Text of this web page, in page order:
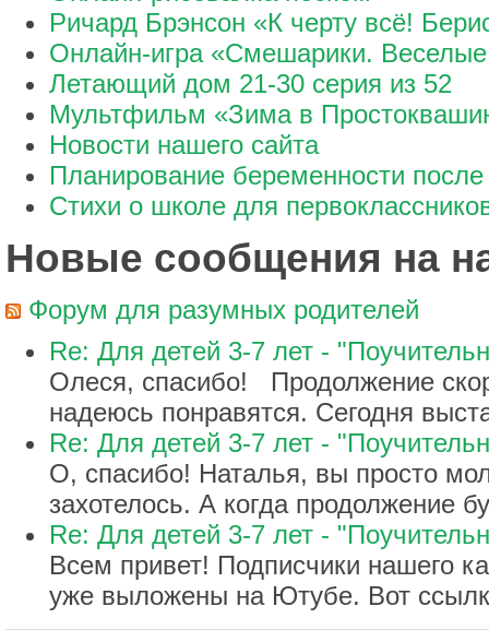
Ричард Брэнсон «К черту всё!
Онлайн-игра «Смешарики. Веселые
Летающий дом 21-30 серия из 52
Мультфильм «Зима в
Новости нашего сайта
Планирование беременности после
Стихи о школе для
Новые сообщения на
Форум для разумных родителей
Re: Для детей 3-7 лет -
Олеся, спасибо! Продолжение
надеюсь понравятся. Сегодня
Re: Для детей 3-7 лет -
О, спасибо! Наталья, вы просто
захотелось. А когда продолжение
Re: Для детей 3-7 лет -
Всем привет! Подписчики нашего
уже выложены на Ютубе. Вот